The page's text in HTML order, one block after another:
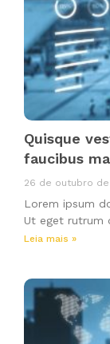
Quisque
faucibus
26 de outubro
Lorem ipsum
Ut eget rutrum
Leia mais »